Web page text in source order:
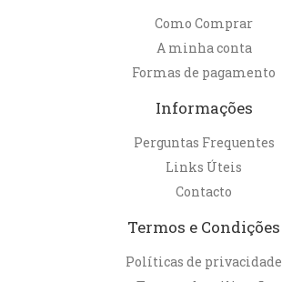
Como Comprar
A minha conta
Formas de pagamento
Informações
Perguntas Frequentes
Links Úteis
Contacto
Termos e Condições
Políticas de privacidade